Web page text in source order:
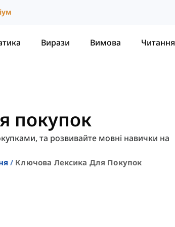
Вирази Вимова Читання
покупок
та розвивайте мовні навички на
Ключова Лексика Для Покупок